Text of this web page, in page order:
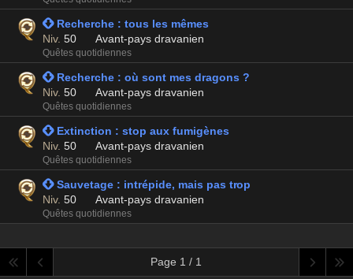
 Recherche : tous les mêmes
Niv. 50 Avant-pays dravanien
Quêtes quotidiennes
 Recherche : où sont mes dragons ?
Niv. 50 Avant-pays dravanien
Quêtes quotidiennes
 Extinction : stop aux fumigènes
Niv. 50 Avant-pays dravanien
Quêtes quotidiennes
 Sauvetage : intrépide, mais pas trop
Niv. 50 Avant-pays dravanien
Quêtes quotidiennes
Page 1 / 1